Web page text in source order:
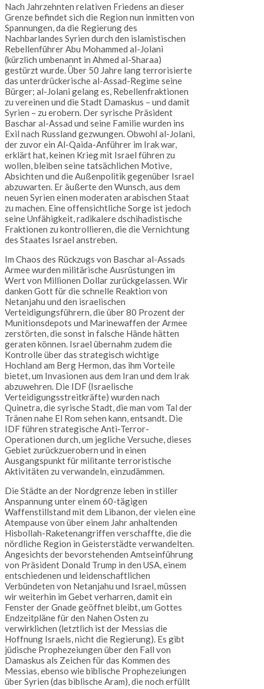
Nach Jahrzehnten relativen Friedens an dieser
Grenze befindet sich die Region nun inmitten von
Spannungen, da die Regierung des
Nachbarlandes Syrien durch den islamistischen
Rebellenführer Abu Mohammed al-Jolani
(kürzlich umbenannt in Ahmed al-Sharaa)
gestürzt wurde. Über 50 Jahre lang terrorisierte
das unterdrückerische al-Assad-Regime seine
Bürger; al-Jolani gelang es, Rebellenfraktionen
zu vereinen und die Stadt Damaskus – und damit
Syrien – zu erobern. Der syrische Präsident
Baschar al-Assad und seine Familie wurden ins
Exil nach Russland gezwungen. Obwohl al-Jolani,
der zuvor ein Al-Qaida-Anführer im Irak war,
erklärt hat, keinen Krieg mit Israel führen zu
wollen, bleiben seine tatsächlichen Motive,
Absichten und die Außenpolitik gegenüber Israel
abzuwarten. Er äußerte den Wunsch, aus dem
neuen Syrien einen moderaten arabischen Staat
zu machen. Eine offensichtliche Sorge ist jedoch
seine Unfähigkeit, radikalere dschihadistische
Fraktionen zu kontrollieren, die die Vernichtung
des Staates Israel anstreben.
Im Chaos des Rückzugs von Baschar al-Assads
Armee wurden militärische Ausrüstungen im
Wert von Millionen Dollar zurückgelassen. Wir
danken Gott für die schnelle Reaktion von
Netanjahu und den israelischen
Verteidigungsführern, die über 80 Prozent der
Munitionsdepots und Marinewaffen der Armee
zerstörten, die sonst in falsche Hände hätten
geraten können. Israel übernahm zudem die
Kontrolle über das strategisch wichtige
Hochland am Berg Hermon, das ihm Vorteile
bietet, um Invasionen aus dem Iran und dem Irak
abzuwehren. Die IDF (Israelische
Verteidigungsstreitkräfte) wurden nach
Quinetra, die syrische Stadt, die man vom Tal der
Tränen nahe El Rom sehen kann, entsandt. Die
IDF führen strategische Anti-Terror-
Operationen durch, um jegliche Versuche, dieses
Gebiet zurückzuerobern und in einen
Ausgangspunkt für militante terroristische
Aktivitäten zu verwandeln, einzudämmen.
Die Städte an der Nordgrenze leben in stiller
Anspannung unter einem 60-tägigen
Waffenstillstand mit dem Libanon, der vielen eine
Atempause von über einem Jahr anhaltenden
Hisbollah-Raketenangriffen verschaffte, die die
nördliche Region in Geisterstädte verwandelten.
Angesichts der bevorstehenden Amtseinführung
von Präsident Donald Trump in den USA, einem
entschiedenen und leidenschaftlichen
Verbündeten von Netanjahu und Israel, müssen
wir weiterhin im Gebet verharren, damit ein
Fenster der Gnade geöffnet bleibt, um Gottes
Endzeitpläne für den Nahen Osten zu
verwirklichen (letztlich ist der Messias die
Hoffnung Israels, nicht die Regierung). Es gibt
jüdische Prophezeiungen über den Fall von
Damaskus als Zeichen für das Kommen des
Messias, ebenso wie biblische Prophezeiungen
über Syrien (das biblische Aram), die noch erfüllt